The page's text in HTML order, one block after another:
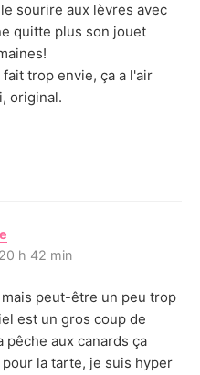
sourire aux lèvres avec
quitte plus son jouet
trop envie, ça a l'air
original.
i
:
h 42 min
peut-être un peu trop
est un gros coup de
pêche aux canards ça
la tarte, je suis hyper